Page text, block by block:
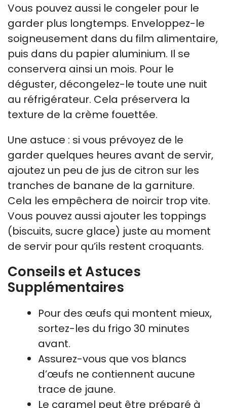
Vous pouvez aussi le congeler pour le
garder plus longtemps. Enveloppez-le
soigneusement dans du film alimentaire,
puis dans du papier aluminium. Il se
conservera ainsi un mois. Pour le
déguster, décongelez-le toute une nuit
au réfrigérateur. Cela préservera la
texture de la crème fouettée.
Une astuce : si vous prévoyez de le
garder quelques heures avant de servir,
ajoutez un peu de jus de citron sur les
tranches de banane de la garniture.
Cela les empêchera de noircir trop vite.
Vous pouvez aussi ajouter les toppings
(biscuits, sucre glace) juste au moment
de servir pour qu’ils restent croquants.
Conseils et Astuces
Supplémentaires
Pour des œufs qui montent mieux,
sortez-les du frigo 30 minutes
avant.
Assurez-vous que vos blancs
d’œufs ne contiennent aucune
trace de jaune.
Le caramel peut être préparé à